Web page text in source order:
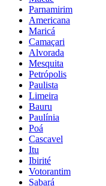
Parnamirim
Americana
Maricá
Camaçari
Alvorada
Mesquita
Petrópolis
Paulista
Limeira
Bauru
Paulínia
Poá
Cascavel
Itu
Ibirité
Votorantim
Sabará